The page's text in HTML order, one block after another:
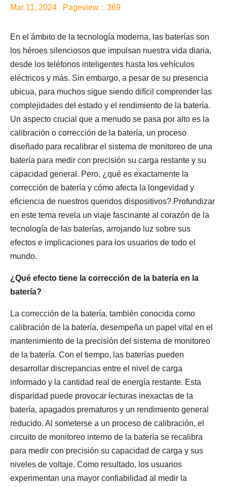
Mar 11, 2024 Pageview：369
En el ámbito de la tecnología moderna, las baterías son
los héroes silenciosos que impulsan nuestra vida diaria,
desde los teléfonos inteligentes hasta los vehículos
eléctricos y más. Sin embargo, a pesar de su presencia
ubicua, para muchos sigue siendo difícil comprender las
complejidades del estado y el rendimiento de la batería.
Un aspecto crucial que a menudo se pasa por alto es la
calibración o corrección de la batería, un proceso
diseñado para recalibrar el sistema de monitoreo de una
batería para medir con precisión su carga restante y su
capacidad general. Pero, ¿qué es exactamente la
corrección de batería y cómo afecta la longevidad y
eficiencia de nuestros queridos dispositivos? Profundizar
en este tema revela un viaje fascinante al corazón de la
tecnología de las baterías, arrojando luz sobre sus
efectos e implicaciones para los usuarios de todo el
mundo.
¿Qué efecto tiene la corrección de la batería en la
batería?
La corrección de la batería, también conocida como
calibración de la batería, desempeña un papel vital en el
mantenimiento de la precisión del sistema de monitoreo
de la batería. Con el tiempo, las baterías pueden
desarrollar discrepancias entre el nivel de carga
informado y la cantidad real de energía restante. Esta
disparidad puede provocar lecturas inexactas de la
batería, apagados prematuros y un rendimiento general
reducido. Al someterse a un proceso de calibración, el
circuito de monitoreo interno de la batería se recalibra
para medir con precisión su capacidad de carga y sus
niveles de voltaje. Como resultado, los usuarios
experimentan una mayor confiabilidad al medir la